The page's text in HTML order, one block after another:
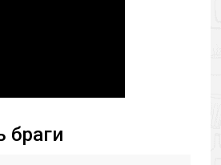
браги